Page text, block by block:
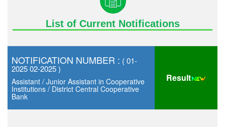
List of Current Notifications
NOTIFICATION NUMBER : ( 01-
2025 02-2025 )
Assistant / Junior Assistant in Cooperative
Institutions / District Central Cooperative
Bank
Result